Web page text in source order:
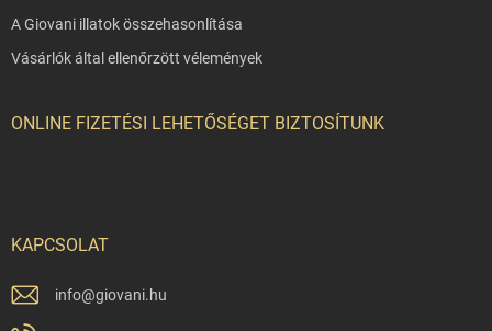
A Giovani illatok összehasonlítása
Vásárlók által ellenőrzött vélemények
ONLINE FIZETÉSI LEHETŐSÉGET BIZTOSÍTUNK
KAPCSOLAT
info@giovani.hu